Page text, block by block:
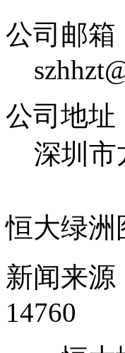
公司邮箱
公司地址
深圳市
恒大绿洲
新闻来源
14760